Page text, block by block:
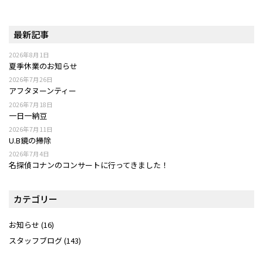
最新記事
夏季休業のお知らせ
2026年8月1日
アフタヌーンティー
2026年7月26日
一日一納豆
2026年7月18日
U.B鏡の掃除
2026年7月11日
名探偵コナンのコンサートに行ってきました！
2026年7月4日
カテゴリー
お知らせ (16)
スタッフブログ(143)